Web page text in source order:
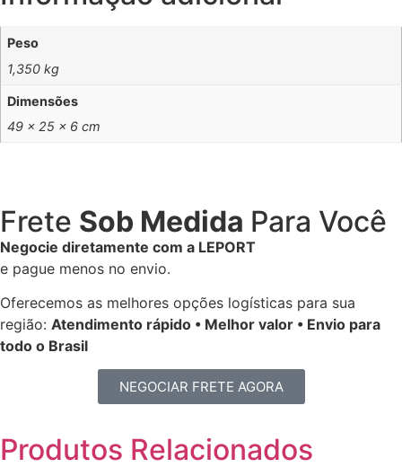
Peso
1,350 kg
Dimensões
49 × 25 × 6 cm
Frete Sob Medida Para Você
Negocie diretamente com a LEPORT
e pague menos no envio.
Oferecemos as melhores opções logísticas para sua
região: Atendimento rápido • Melhor valor • Envio para
todo o Brasil
NEGOCIAR FRETE AGORA
Produtos Relacionados